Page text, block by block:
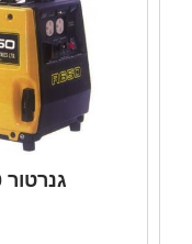
גנרטור 650 וואט